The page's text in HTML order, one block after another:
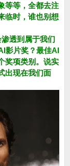
等等，全都去注
临时，谁也别想
透到属于我们
影片奖？最佳AI
奖项类别。说实
出现在我们面